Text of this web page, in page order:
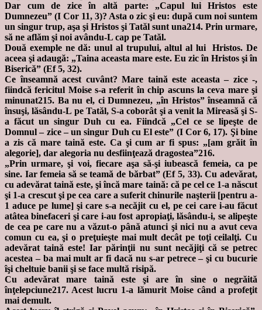
Dar cum de zice în altă parte: „Capul lui Hristos este
Dumnezeu” (I Cor 11, 3)? Asta o zic şi eu: după cum noi suntem
un singur trup, aşa şi Hristos şi Tatăl sunt una214. Prin urmare,
să ne aflăm şi noi avându-L cap pe Tatăl.
Două exemple ne dă: unul al trupului, altul al lui Hristos. De
aceea şi adaugă: „Taina aceasta mare este. Eu zic în Hristos şi în
Biserică” (Ef 5, 32).
Ce înseamnă acest cuvânt? Mare taină este aceasta – zice -,
fiindcă fericitul Moise s-a referit în chip ascuns la ceva mare şi
minunat215. Ba nu el, ci Dumnezeu, „în Hristos” înseamnă că
însuşi, lăsându-L pe Tatăl, S-a coborât şi a venit la Mireasă şi S-
a făcut un singur Duh cu ea. Fiindcă „Cel ce se lipeşte de
Domnul – zice – un singur Duh cu El este” (I Cor 6, 17). Şi bine
a zis că mare taină este. Ca şi cum ar fi spus: „[am grăit în
alegorie], dar alegoria nu desfiinţează dragostea”216.
„Prin urmare, şi voi, fiecare aşa să-şi iubească femeia, ca pe
sine. Iar femeia să se teamă de bărbat” (Ef 5, 33). Cu adevărat,
cu adevărat taină este, şi încă mare taină: că pe cel ce 1-a născut
şi 1-a crescut şi pe cea care a suferit chinurile naşterii [pentru a-
1 aduce pe lume] şi care s-a necăjit cu el, pe cei care i-au făcut
atâtea binefaceri şi care i-au fost apropiaţi, lăsându-i, se alipeşte
de cea pe care nu a văzut-o până atunci şi nici nu a avut ceva
comun cu ea, şi o preţuieşte mai mult decât pe toţi ceilalţi. Cu
adevărat taină este! Iar părinţii nu sunt necăjiţi că se petrec
acestea – ba mai mult ar fi dacă nu s-ar petrece – şi cu bucurie
îşi cheltuie banii şi se face multă risipă.
Cu adevărat mare taină este şi are în sine o negrăită
înţelepciune217. Acest lucru 1-a lămurit Moise când a profeţit
mai demult.